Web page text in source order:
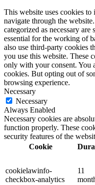
This website uses cookies
navigate through the
categorized as necessary
essential for the working of
also use third-party cookies
you use this website. These
only with your consent. You
cookies. But opting out of
browsing experience.
Necessary
Necessary
Always Enabled
Necessary cookies are
function properly. These
security features of the
Cookie
cookielawinfo-
checkbox-analytics
11